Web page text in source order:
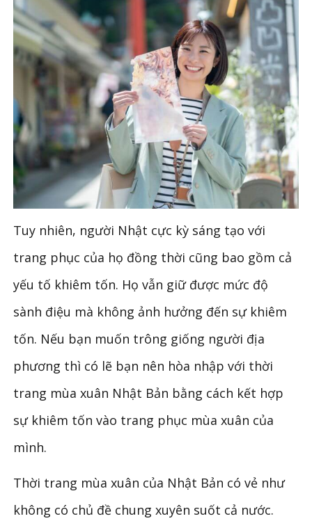
Tuy nhiên, người Nhật cực kỳ sáng tạo với
trang phục của họ đồng thời cũng bao gồm cả
yếu tố khiêm tốn. Họ vẫn giữ được mức độ
sành điệu mà không ảnh hưởng đến sự khiêm
tốn. Nếu bạn muốn trông giống người địa
phương thì có lẽ bạn nên hòa nhập với thời
trang mùa xuân Nhật Bản bằng cách kết hợp
sự khiêm tốn vào trang phục mùa xuân của
mình.
Thời trang mùa xuân của Nhật Bản có vẻ như
không có chủ đề chung xuyên suốt cả nước.